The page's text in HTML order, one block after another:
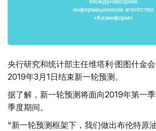
央行研究和统计部主任维塔利·图图什金
2019年3月1日结束新一轮预测。
据了解，新一轮预测将面向2019年第一
季度期间。
"新一轮预测框架下，我们做出布伦特原